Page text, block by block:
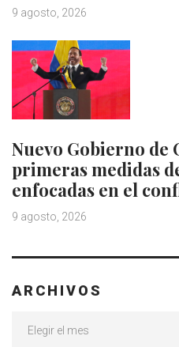
9 agosto, 2026
Nuevo Gobierno de
primeras medidas
enfocadas en el
9 agosto, 2026
ARCHIVOS